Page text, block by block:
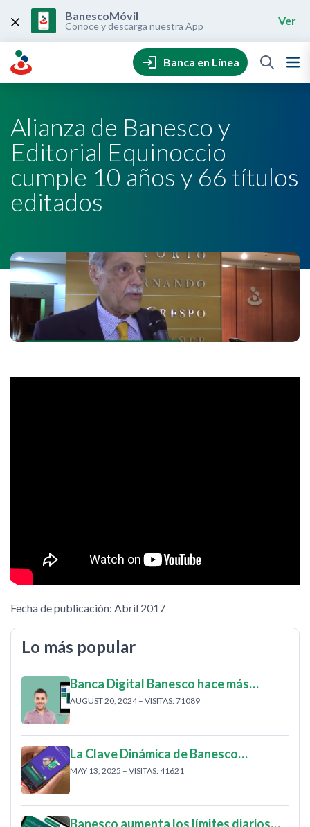
content
BanescoMóvil
Conoce y descarga nuestra App Ver
Banca en Línea
Alianza de Banesco y
Editorial Equinoccio
cumple 10 años y 66 títulos
editados
Fecha de publicación: Abril 2017
Lo más popular
Banca Digital Banesco hace más…
AUGUST 20, 2024 – VISITAS: 71089
La Clave Dinámica de Banesco…
MAY 13, 2025 – VISITAS: 41621
Banesco aumenta los límites diarios…